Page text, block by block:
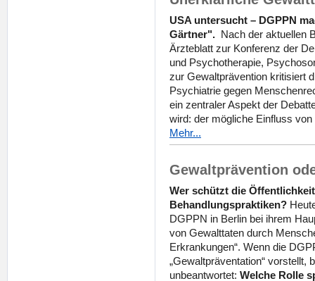
USA untersucht – DGPPN
Gärtner". Nach der aktuellen
Ärzteblatt zur Konferenz der
und Psychotherapie,
zur Gewaltprävention kritisiert
Psychiatrie gegen
ein zentraler Aspekt der
wird: der mögliche Einfluss
Mehr...
Gewaltprävention
Wer schützt die
Behandlungspraktiken?
DGPPN in Berlin bei ihrem
von Gewalttaten durch
Erkrankungen“. Wenn die
„Gewaltpräventation“ vorstellt,
unbeantwortet: Welche Rolle